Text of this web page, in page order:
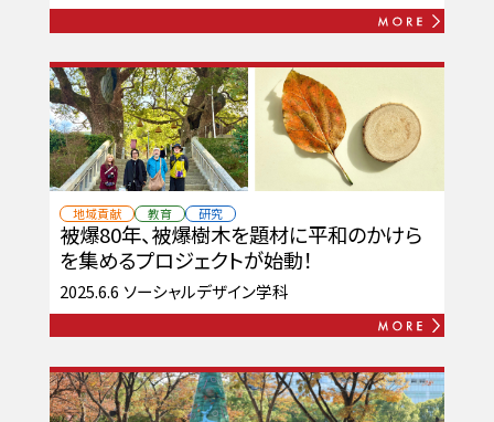
地域貢献 教育 研究
被爆80年、被爆樹木を題材に平和のかけら
を集めるプロジェクトが始動！
2025.6.6 ソーシャルデザイン学科